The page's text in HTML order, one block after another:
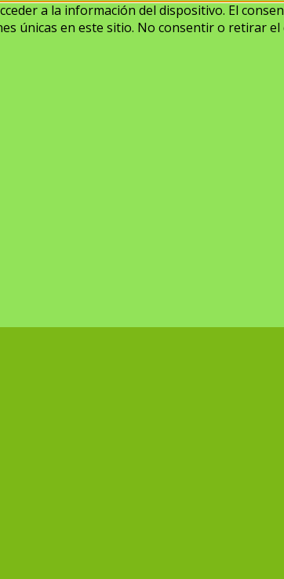
a la información del dispositivo. El
únicas en este sitio. No consentir o retirar